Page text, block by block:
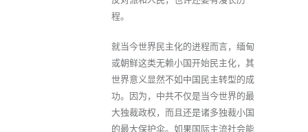
程。
就当今世界民主化的进程而言，缅甸
或朝鲜这类无赖小国开始民主化，其
世界意义显然不如中国民主转型的成
功。因为，中共不仅是当今世界的最
大独裁政权，而且还是诸多独裁小国
的最大保护伞。如果国际主流社会能